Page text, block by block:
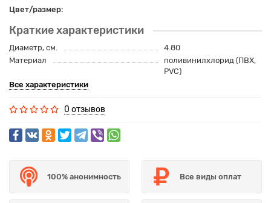
Цвет/размер:
Краткие характеристики
Диаметр, см.
4.80
Материал
поливинилхлорид (ПВХ,
PVC)
Все характеристики
0 отзывов
100% анонимность Все виды оплат